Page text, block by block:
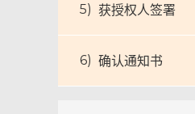
获授权人签署
确认通知书